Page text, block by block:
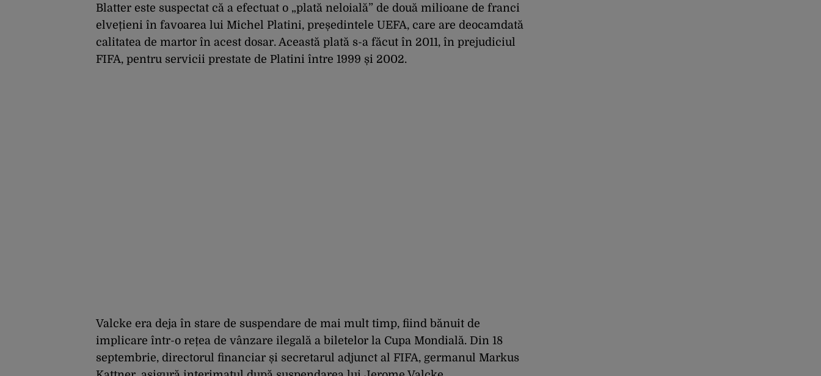
investitorilor: „Totuși,
perspectiva rămâne
rezervată”
Blatter este suspectat că a efectuat o „plată neloială” de două milioane de franci
elvețieni în favoarea lui Michel Platini, președintele UEFA, care are deocamdată
calitatea de martor în acest dosar. Această plată s-a făcut în 2011, în prejudiciul
FIFA, pentru servicii prestate de Platini între 1999 și 2002.
Valcke era deja în stare de suspendare de mai mult timp, fiind bănuit de
implicare într-o rețea de vânzare ilegală a biletelor la Cupa Mondială. Din 18
septembrie, directorul financiar și secretarul adjunct al FIFA, germanul Markus